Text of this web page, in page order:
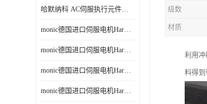
哈默纳科 AC伺服执行元件扁平型SHA系列 议价
monic德国进口伺服电机Har中国总代理单价
monic德国进口伺服电机Har中国总代理代理
monic德国进口伺服电机Har中国总代理公司
monic德国进口伺服电机Har中国总代理供应
级数
材质
利用冲
料得到